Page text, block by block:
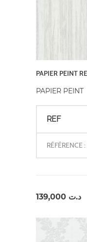
PAPIER PEINT
PAPIER PEINT
REF
د.ت